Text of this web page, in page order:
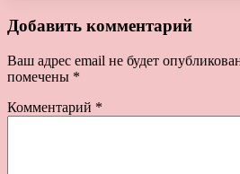
Добавить комментарий
Ваш адрес email не будет
помечены *
Комментарий *